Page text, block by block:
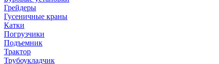
Грейдеры
Гусеничные краны
Катки
Погрузчики
Подъемник
Трактор
Трубоукладчик